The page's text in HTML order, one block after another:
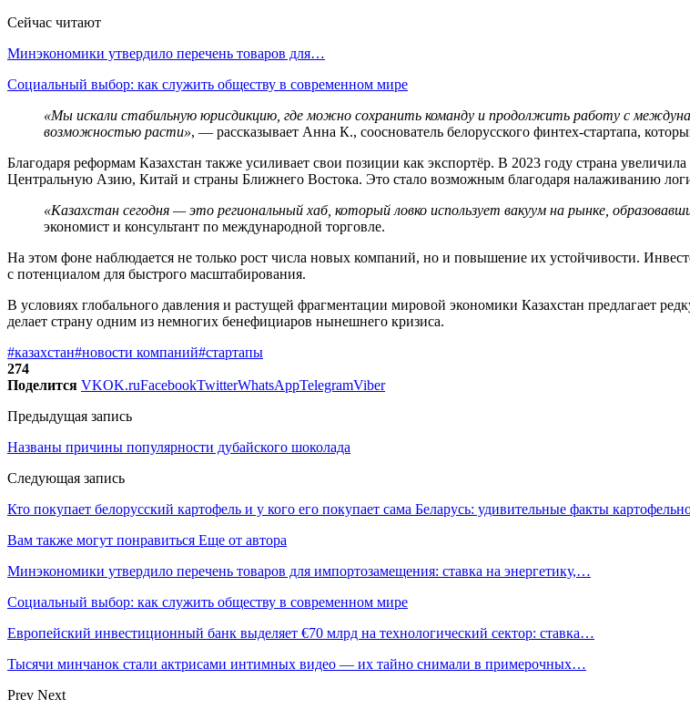
Сейчас читают
Минэкономики утвердило перечень товаров для…
Социальный выбор: как служить обществу в современном мире
«Мы искали стабильную юрисдикцию, где можно сохранить команду и продолжить работу с
возможностью расти», — рассказывает Анна К., сооснователь белорусского финтех-стартапа,
Благодаря реформам Казахстан также усиливает свои позиции как экспортёр. В 2023 году страна
Центральную Азию, Китай и страны Ближнего Востока. Это стало возможным благодаря налаживанию
«Казахстан сегодня — это региональный хаб, который ловко использует вакуум на рынке,
экономист и консультант по международной торговле.
На этом фоне наблюдается не только рост числа новых компаний, но и повышение их устойчивости.
с потенциалом для быстрого масштабирования.
В условиях глобального давления и растущей фрагментации мировой экономики Казахстан предлагает
делает страну одним из немногих бенефициаров нынешнего кризиса.
#казахстан#новости компаний#стартапы
274
Поделится VKOK.ruFacebookTwitterWhatsAppTelegramViber
Предыдущая запись
Названы причины популярности дубайского шоколада
Следующая запись
Кто покупает белорусский картофель и у кого его покупает сама Беларусь: удивительные факты
Вам также могут понравиться Еще от автора
Минэкономики утвердило перечень товаров для импортозамещения: ставка на энергетику,…
Социальный выбор: как служить обществу в современном мире
Европейский инвестиционный банк выделяет €70 млрд на технологический сектор: ставка…
Тысячи минчанок стали актрисами интимных видео — их тайно снимали в примерочных…
Prev Next